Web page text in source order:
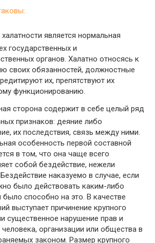
является нормальная
государственных и
органов. Халатно относясь к
своих обязанностей, должностные
их, препятствуют их
функционированию.
сторона содержит в себе целый ряд
признаков: деяние либо
их последствия, связь между ними.
особенность первой составной
в том, что она чаще всего
собой бездействие, нежели
наказуемо в случае, если
было действовать каким-либо
способно на это. В качестве
выступает причинение крупного
существенное нарушение прав и
человека, организации или общества в
законом. Размер крупного